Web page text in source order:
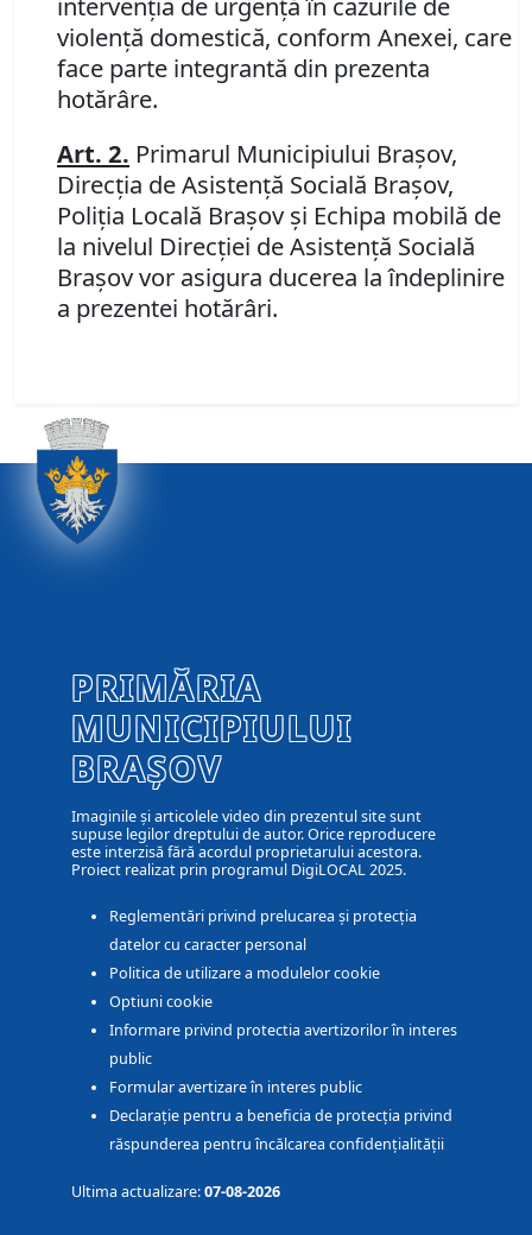
violenţă domestică, conform Anexei, care
face parte integrantă din prezenta
hotărâre.
Art. 2. Primarul Municipiului Braşov,
Direcţia de Asistenţă Socială Braşov,
Poliţia Locală Braşov şi Echipa mobilă de
la nivelul Direcţiei de Asistenţă Socială
Braşov vor asigura ducerea la îndeplinire
a prezentei hotărâri.
PRIMĂRIA
MUNICIPIULUI
BRAȘOV
Imaginile și articolele video din prezentul site sunt
supuse legilor dreptului de autor. Orice reproducere
este interzisă fără acordul proprietarului acestora.
Proiect realizat prin programul DigiLOCAL 2025.
Reglementări privind prelucarea și protecția
datelor cu caracter personal
Politica de utilizare a modulelor cookie
Optiuni cookie
Informare privind protectia avertizorilor în interes
public
Formular avertizare în interes public
Declarație pentru a beneficia de protecția privind
răspunderea pentru încălcarea confidențialității
Ultima actualizare:07-08-2026